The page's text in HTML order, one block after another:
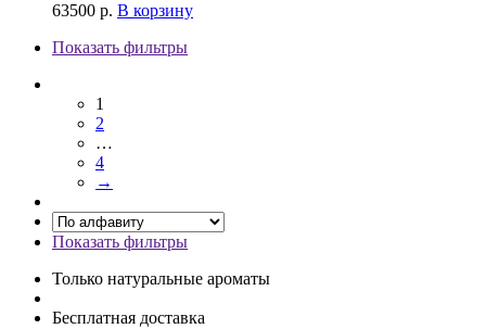
63500 р. В корзину
Показать фильтры
1
2
…
4
→
Показать фильтры
Только натуральные ароматы
Бесплатная доставка